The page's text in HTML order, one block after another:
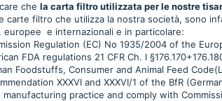
che la carta filtro utilizzata per le nostre
carte filtro che utilizza la nostra società, sono
europee e internazionali e in particolare:
Regulation (EC) No 1935/2004 of the
FDA regulations 21 CFR Ch. I
Foodstuffs, Consumer and Animal Feed
XXXVI and XXXVI/1 of the BfR
practice and comply with